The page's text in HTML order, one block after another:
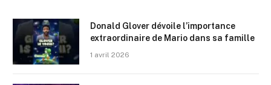
Donald Glover dévoile l’importance
extraordinaire de Mario dans sa famille
1 avril 2026